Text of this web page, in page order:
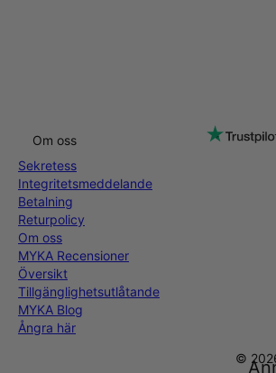
Om oss
Sekretess
Integritetsmeddelande
Betalning
Returpolicy
Om oss
MYKA Recensioner
Översikt
Tillgänglighetsutlåtande
MYKA Blog
Ångra här
©